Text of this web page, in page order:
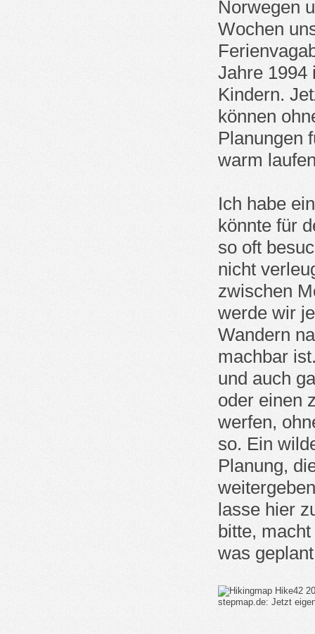
Norwegen
Wochen
Jahre 1994
Kindern.
können
Planungen
warm
Ich habe
könnte für
so oft
nicht
zwischen
werde wir
Wandern
machbar
und auch
oder einen
werfen,
so. Ein
Planung,
lasse hier
bitte,
was
stepmap.de: Jetzt